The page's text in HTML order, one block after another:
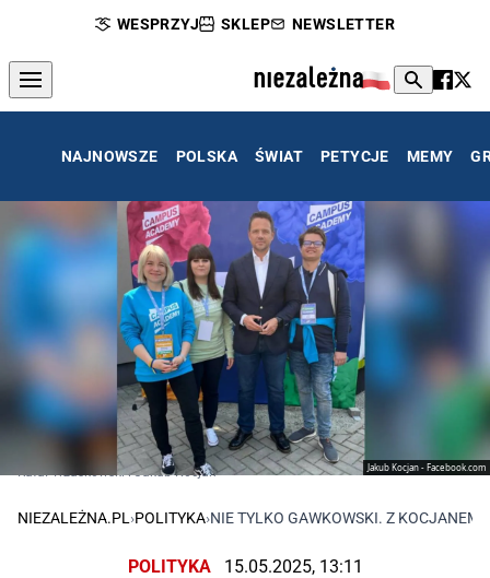
WESPRZYJ SKLEP NEWSLETTER
NAJNOWSZE POLSKA ŚWIAT PETYCJE MEMY
Jakub Kocjan - Facebook.com
Rafał Trzaskowski i Jakub Kocjan
NIEZALEŻNA.PL ›POLITYKA›NIE TYLKO GAWKOWSKI. Z KOCJANEM
POLITYKA 15.05.2025, 13:11